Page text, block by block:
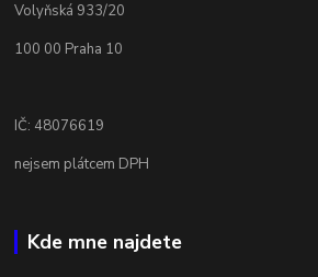
Volyňská 933/20
100 00 Praha 10
IČ: 48076619
nejsem plátcem DPH
Kde mne najdete